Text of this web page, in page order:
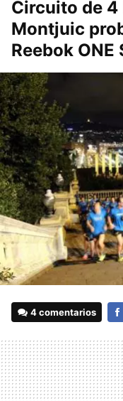
Circuito de
Montjuic
Reebok ONE
4 comentarios